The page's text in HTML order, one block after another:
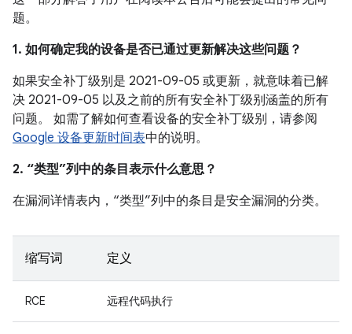
题。
1. 如何确定我的设备是否已通过更新解决这些问题？
如果安全补丁级别是 2021-09-05 或更新，就意味着已解
决 2021-09-05 以及之前的所有安全补丁级别涵盖的所有
问题。 如需了解如何查看设备的安全补丁级别，请参阅
Google 设备更新时间表中的说明。
2. “类型”列中的条目表示什么意思？
在漏洞详情表内，“类型”列中的条目是安全漏洞的分类。
缩写词 定义
RCE 远程代码执行